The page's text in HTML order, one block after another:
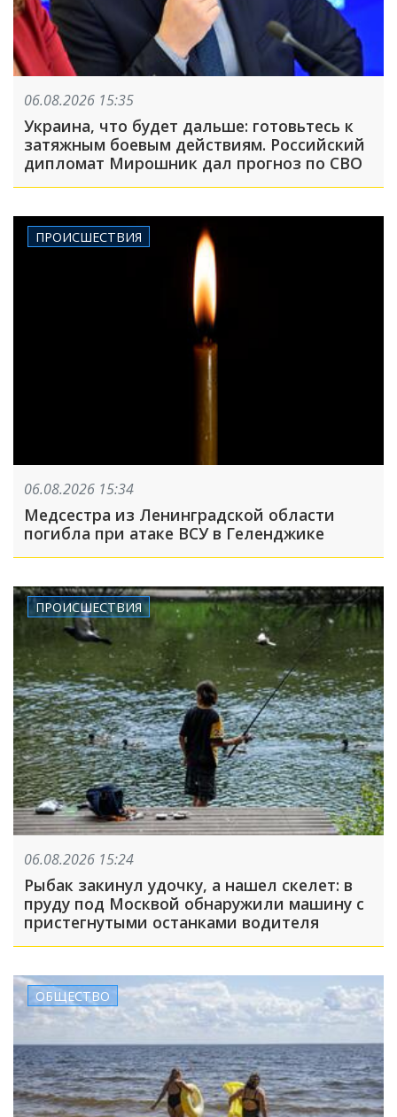
06.08.2026 15:35
Украина, что будет дальше: готовьтесь к
затяжным боевым действиям. Российский
дипломат Мирошник дал прогноз по СВО
ПРОИСШЕСТВИЯ
06.08.2026 15:34
Медсестра из Ленинградской области
погибла при атаке ВСУ в Геленджике
ПРОИСШЕСТВИЯ
06.08.2026 15:24
Рыбак закинул удочку, а нашел скелет: в
пруду под Москвой обнаружили машину с
пристегнутыми останками водителя
ОБЩЕСТВО